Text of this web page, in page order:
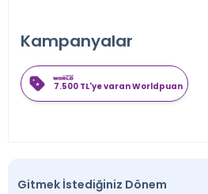
Kampanyalar
7.500 TL'ye varan Worldpuan
Gitmek İstediğiniz Dönem